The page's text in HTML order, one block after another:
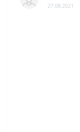
27.08.2021